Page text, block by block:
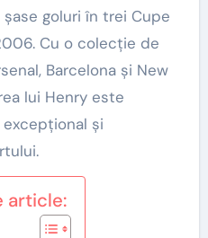
goluri în trei Cupe
Cu o colecție de
Barcelona și New
lui Henry este
și
article: